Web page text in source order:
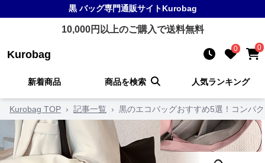
黒 バッグ専門通販サイトKurobag
10,000円以上のご購入で送料無料
Kurobag 0 0
新着商品 商品を検索 人気ランキング
Kurobag TOP › 記事一覧 › 黒のエコバッグおすすめ5選！コンパ